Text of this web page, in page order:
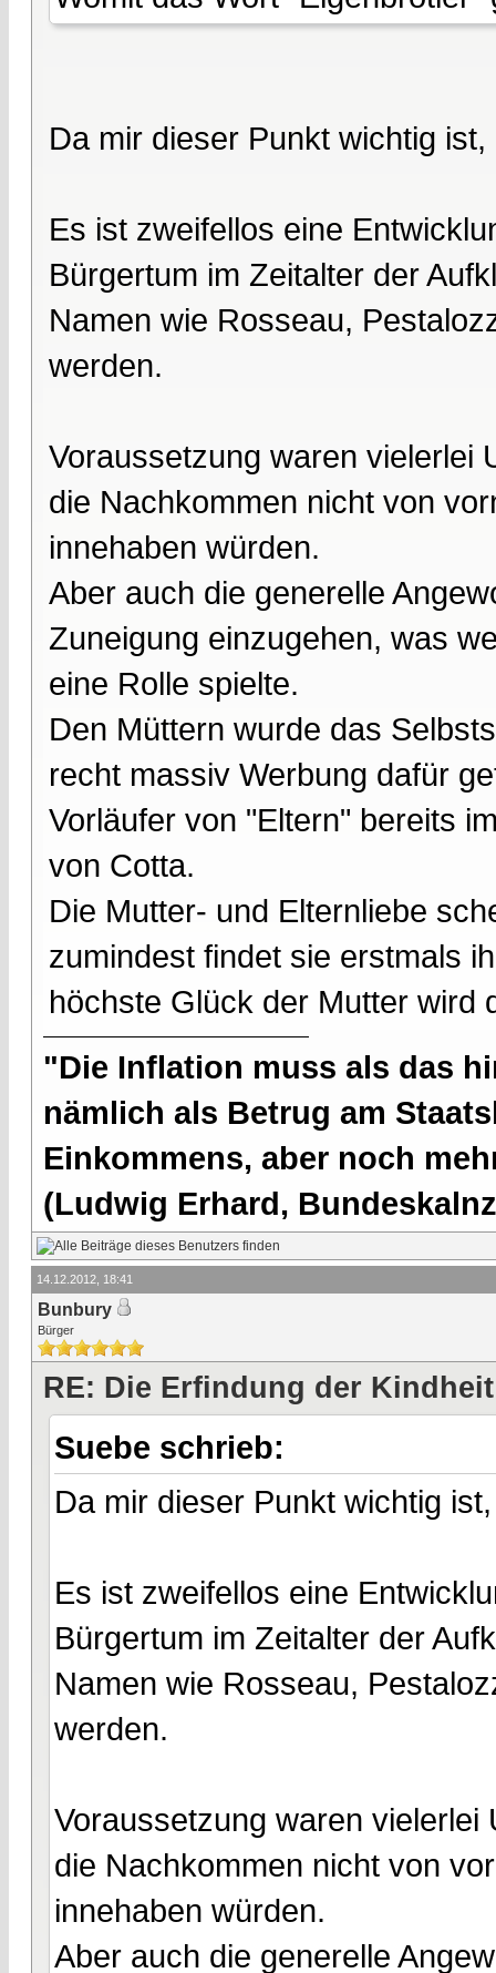
Da mir dieser Punkt wichtig
Es ist zweifellos eine
Bürgertum im Zeitalter der
Namen wie Rosseau,
werden.
Voraussetzung waren vielerlei
die Nachkommen nicht von
innehaben würden.
Aber auch die generelle
Zuneigung einzugehen, was
eine Rolle spielte.
Den Müttern wurde das
recht massiv Werbung dafür
Vorläufer von "Eltern" bereits
von Cotta.
Die Mutter- und Elternliebe
zumindest findet sie erstmals
höchste Glück der Mutter wird
"Die Inflation muss als das
nämlich als Betrug am
Einkommens, aber noch
(Ludwig Erhard,
14.12.2012, 18:41
Bunbury
Bürger
RE: Die Erfindung der Kindheit
Suebe schrieb:
Da mir dieser Punkt wichtig
Es ist zweifellos eine
Bürgertum im Zeitalter der
Namen wie Rosseau,
werden.
Voraussetzung waren
die Nachkommen nicht von
innehaben würden.
Aber auch die generelle